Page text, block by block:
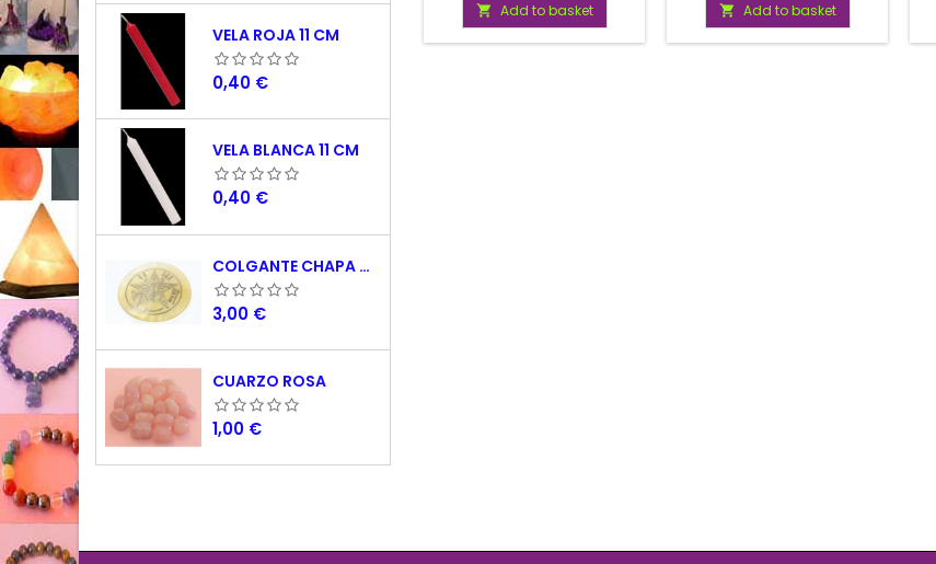
VELA ROJA 11 CM
Precio
0,40 €
VELA BLANCA 11 CM
Precio
0,40 €
COLGANTE CHAPA NACAR TETRAGRAMATON 5 CM
Precio
3,00 €
CUARZO ROSA
Precio
1,00 €
 Add to basket  Add to basket